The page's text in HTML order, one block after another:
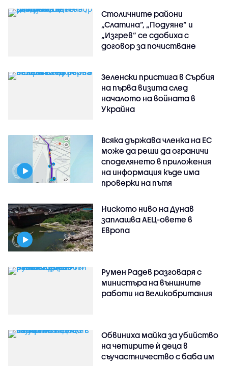
Столичните райони
„Слатина“, „Подуяне“ и
„Изгрев“ се сдобиха с
договор за почистване
Зеленски пристига в Сърбия
на първа визита след
началото на войната в
Украйна
Всяка държава членка на ЕС
може да реши да ограничи
споделянето в приложения
на информация къде има
проверки на пътя
Ниското ниво на Дунав
заплашва АЕЦ-овете в
Европа
Румен Радев разговаря с
министъра на външните
работи на Великобритания
Обвиниха майка за убийство
на четирите ѝ деца в
съучастничество с баба им